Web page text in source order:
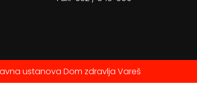
ustanova Dom zdravlja Vareš